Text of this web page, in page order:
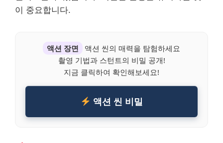
이 중요합니다.
액션 장면
액션 씬의 매력을 탐험하세요
촬영 기법과 스턴트의 비밀 공개!
지금 클릭하여 확인해보세요!
액션 씬 비밀